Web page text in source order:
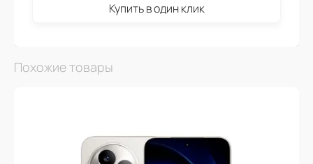
Купить в один клик
Похожие товары